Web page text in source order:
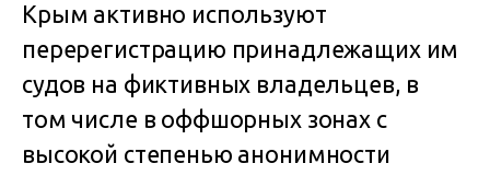
Крым активно используют
перерегистрацию принадлежащих им
судов на фиктивных владельцев, в
том числе в оффшорных зонах с
высокой степенью анонимности